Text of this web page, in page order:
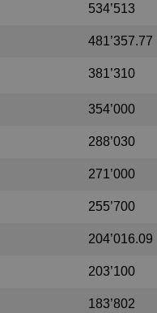
534’513
481’357.77
381’310
354’000
288’030
271’000
255’700
204’016.09
203’100
183’802